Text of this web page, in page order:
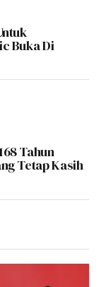
Buka Di
Tahun
Tetap Kasih